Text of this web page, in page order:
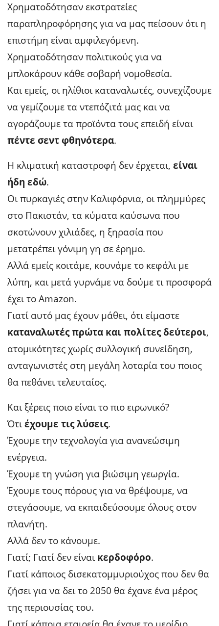
Χρηματοδότησαν εκστρατείες
παραπληροφόρησης για να μας πείσουν ότι η
επιστήμη είναι αμφιλεγόμενη.
Χρηματοδότησαν πολιτικούς για να
μπλοκάρουν κάθε σοβαρή νομοθεσία.
Και εμείς, οι ηλίθιοι καταναλωτές, συνεχίζουμε
να γεμίζουμε τα ντεπόζιτά μας και να
αγοράζουμε τα προϊόντα τους επειδή είναι
πέντε σεντ φθηνότερα.
Η κλιματική καταστροφή δεν έρχεται, είναι
ήδη εδώ.
Οι πυρκαγιές στην Καλιφόρνια, οι πλημμύρες
στο Πακιστάν, τα κύματα καύσωνα που
σκοτώνουν χιλιάδες, η ξηρασία που
μετατρέπει γόνιμη γη σε έρημο.
Αλλά εμείς κοιτάμε, κουνάμε το κεφάλι με
λύπη, και μετά γυρνάμε να δούμε τι προσφορά
έχει το Amazon.
Γιατί αυτό μας έχουν μάθει, ότι είμαστε
καταναλωτές πρώτα και πολίτες δεύτεροι,
ατομικότητες χωρίς συλλογική συνείδηση,
ανταγωνιστές στη μεγάλη λοταρία του ποιος
θα πεθάνει τελευταίος.
Και ξέρεις ποιο είναι το πιο ειρωνικό?
Ότιέχουμε τις λύσεις.
Έχουμε την τεχνολογία για ανανεώσιμη
ενέργεια.
Έχουμε τη γνώση για βιώσιμη γεωργία.
Έχουμε τους πόρους για να θρέψουμε, να
στεγάσουμε, να εκπαιδεύσουμε όλους στον
πλανήτη.
Αλλά δεν το κάνουμε.
Γιατί; Γιατί δεν είναι κερδοφόρο.
Γιατί κάποιος δισεκατομμυριούχος που δεν θα
ζήσει για να δει το 2050 θα έχανε ένα μέρος
της περιουσίας του.